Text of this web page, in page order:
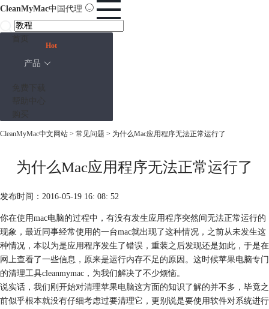
CleanMyMac中国代理
产品
Hot
CleanMyMac中文网站 > 常见问题 > 为什么Mac应用程序无法正常运行了
为什么Mac应用程序无法正常运行了
发布时间：2016-05-19 16: 08: 52
你在使用mac电脑的过程中，有没有发生应用程序突然间无法正常运行的
现象，最近同事经常使用的一台mac就出现了这种情况，之前从未发生这
种情况，本以为是应用程序发生了错误，重装之后发现还是如此，于是在
网上查看了一些信息，原来是运行内存不足的原因。这时候苹果电脑专门
的清理工具cleanmymac，为我们解决了不少烦恼。
说实话，我们刚开始对清理苹果电脑这方面的知识了解的并不多，毕竟之
前似乎根本就没有仔细考虑过要清理它，更别说是要使用软件对系统进行